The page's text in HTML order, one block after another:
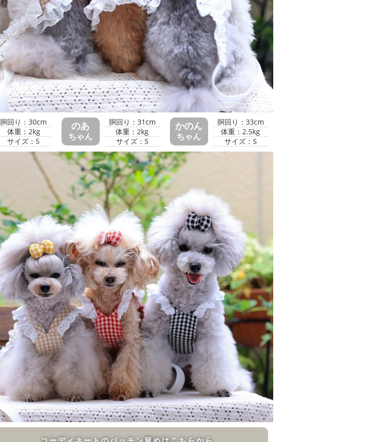
胴回り：30cm
体重：2kg
サイズ：S
かのん
ちゃん
胴回り：33cm
体重：2.5kg
サイズ：S
のあ
ちゃん
胴回り：31cm
体重：2kg
サイズ：S
コーディネートのパッチン留めはこちらから